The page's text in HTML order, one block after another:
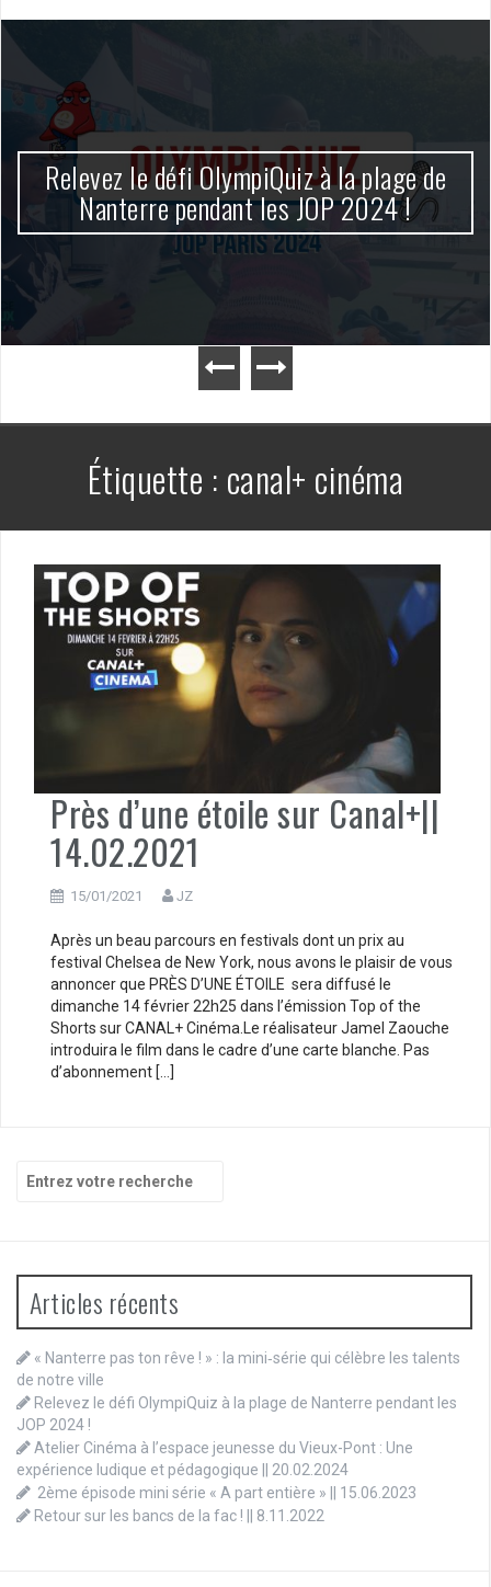
Relevez le défi OlympiQuiz à la plage de
Nanterre pendant les JOP 2024 !
Étiquette : canal+ cinéma
Près d’une étoile sur Canal+||
14.02.2021
15/01/2021 JZ
Après un beau parcours en festivals dont un prix au
festival Chelsea de New York, nous avons le plaisir de vous
annoncer que PRÈS D’UNE ÉTOILE sera diffusé le
dimanche 14 février 22h25 dans l’émission Top of the
Shorts sur CANAL+ Cinéma.Le réalisateur Jamel Zaouche
introduira le film dans le cadre d’une carte blanche. Pas
d’abonnement […]
Recherche
pour
Articles récents
« Nanterre pas ton rêve ! » : la mini‑série qui célèbre les talents
de notre ville
Relevez le défi OlympiQuiz à la plage de Nanterre pendant les
JOP 2024 !
Atelier Cinéma à l’espace jeunesse du Vieux-Pont : Une
expérience ludique et pédagogique || 20.02.2024
2ème épisode mini série « A part entière » || 15.06.2023
Retour sur les bancs de la fac ! || 8.11.2022